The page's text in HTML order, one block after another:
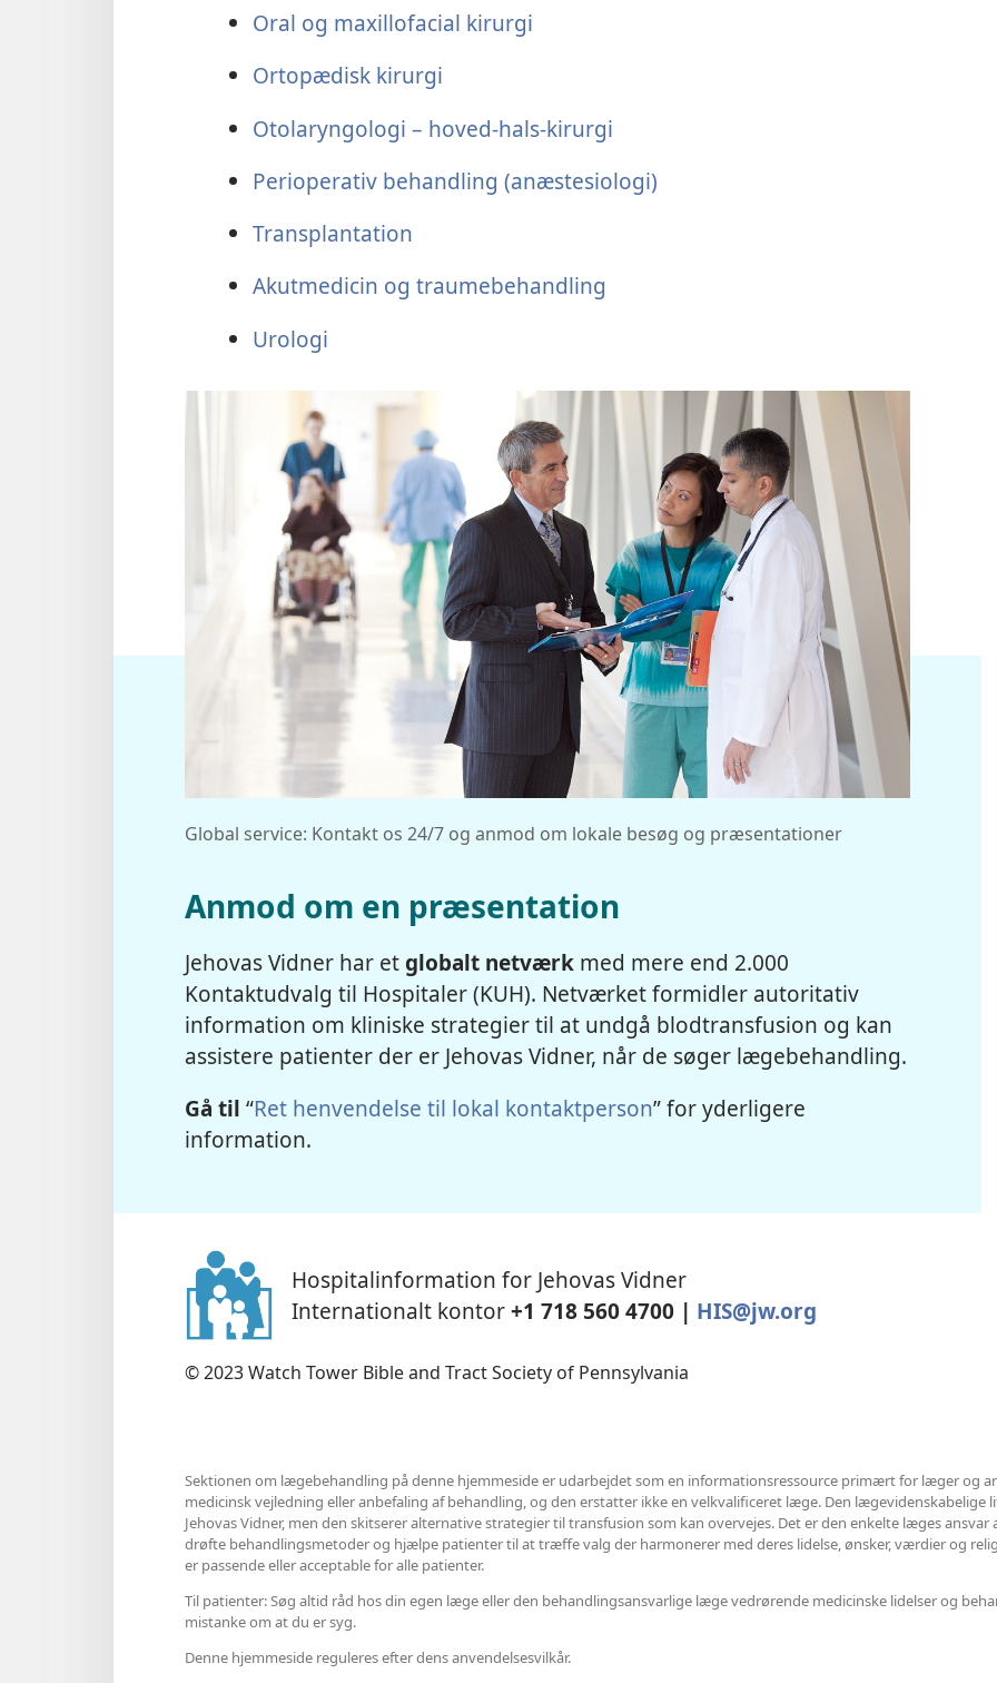
Oral og maxillofacial kirurgi
Ortopædisk kirurgi
Otolaryngologi – hoved-hals-kirurgi
Perioperativ behandling (anæstesiologi)
Transplantation
Akutmedicin og traumebehandling
Urologi
Global service: Kontakt os 24/7 og anmod om lokale besøg og præsentationer
Anmod om en præsentation
Jehovas Vidner har et globalt netværk med mere end 2.000
Kontaktudvalg til Hospitaler (KUH). Netværket formidler autoritativ
information om kliniske strategier til at undgå blodtransfusion og kan
assistere patienter der er Jehovas Vidner, når de søger lægebehandling.
Gå til “Ret henvendelse til lokal kontaktperson” for yderligere
information.
Hospitalinformation for Jehovas Vidner
Internationalt kontor+1 718 560 4700 | HIS@jw.org
© 2023 Watch Tower Bible and Tract Society of Pennsylvania
Sektionen om lægebehandling på denne hjemmeside er udarbejdet som en informationsressource primært for læger og
medicinsk vejledning eller anbefaling af behandling, og den erstatter ikke en velkvalificeret læge. Den
Jehovas Vidner, men den skitserer alternative strategier til transfusion som kan overvejes. Det er den enkelte læges
drøfte behandlingsmetoder og hjælpe patienter til at træffe valg der harmonerer med deres lidelse, ønsker, værdier og
er passende eller acceptable for alle patienter.
Til patienter: Søg altid råd hos din egen læge eller den behandlingsansvarlige læge vedrørende medicinske lidelser og
mistanke om at du er syg.
Denne hjemmeside reguleres efter dens anvendelsesvilkår.